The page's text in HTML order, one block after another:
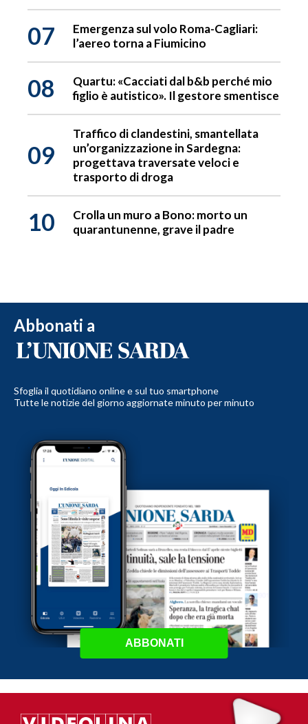
07
Emergenza sul volo Roma-Cagliari:
l’aereo torna a Fiumicino
08
Quartu: «Cacciati dal b&b perché mio
figlio è autistico». Il gestore smentisce
09
Traffico di clandestini, smantellata
un’organizzazione in Sardegna:
progettava traversate veloci e
trasporto di droga
10
Crolla un muro a Bono: morto un
quarantunenne, grave il padre
Abbonati a
Sfoglia il quotidiano online e sul tuo smartphone
Tutte le notizie del giorno aggiornate minuto per minuto
ABBONATI